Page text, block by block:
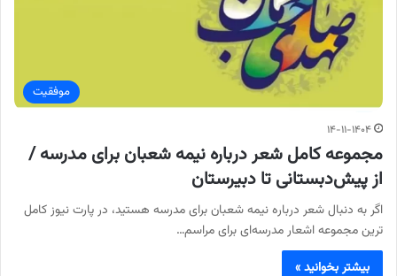
موفقیت
۱۴-۱۱-۱۴۰۴
مجموعه کامل شعر درباره نیمه شعبان برای مدرسه /
از پیش‌دبستانی تا دبیرستان
اگر به دنبال شعر درباره نیمه شعبان برای مدرسه هستید، در پارت نیوز کامل
ترین مجموعه اشعار مدرسه‌ای برای مراسم…
بیشتر بخوانید »